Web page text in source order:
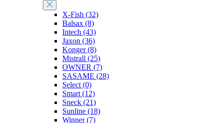
X-Fish (32)
Balsax (8)
Intech (43)
Jaxon (36)
Konger (8)
Mistrall (25)
OWNER (7)
SASAME (28)
Select (0)
Smart (12)
Sneck (21)
Sunline (18)
Winner (7)